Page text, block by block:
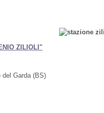
ZILIOLI"
del Garda (BS)